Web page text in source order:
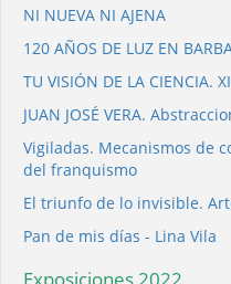
NI NUEVA NI AJENA
120 AÑOS DE LUZ EN
TU VISIÓN DE LA CIENCIA.
JUAN JOSÉ VERA.
Vigiladas. Mecanismos de
del franquismo
El triunfo de lo invisible.
Pan de mis días - Lina Vila